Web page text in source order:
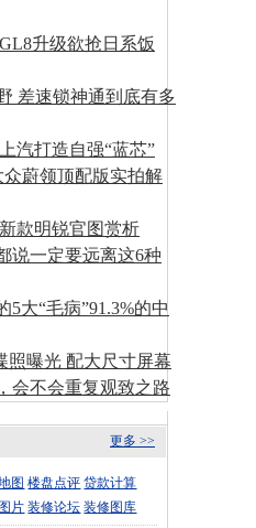
升级欲抢日系饭
差速锁神通到底有多
汽打造自强“蓝芯”
蔚领顶配版实拍解
款明锐官图赏析
说一定要远离这6种
大“毛病”91.3%的中
照曝光 配大尺寸屏幕
会不会重复观致之路
更多 >>
图 楼盘点评 贷款计算
片 装修论坛 装修图库